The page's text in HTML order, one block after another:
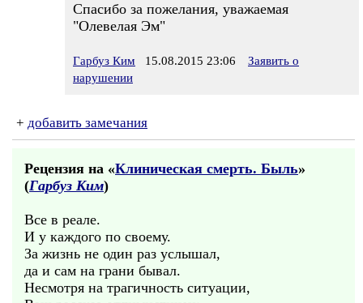
Спасибо за пожелания, уважаемая
"Олевелая Эм"
Гарбуз Ким 15.08.2015 23:06
Заявить о
нарушении
+ добавить замечания
Рецензия на «Клиническая смерть. Быль»
(Гарбуз Ким)
Все в реале.
И у каждого по своему.
За жизнь не один раз услышал,
да и сам на грани бывал.
Несмотря на трагичность ситуации,